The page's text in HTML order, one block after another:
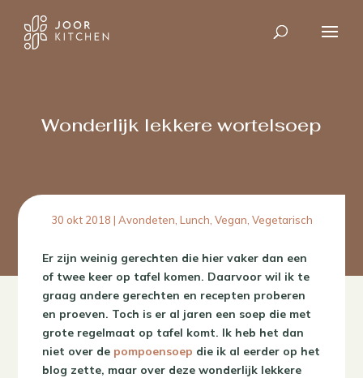
Wonderlijk lekkere wortelsoep
30 okt 2018 | Avondeten Lunch Vegan Vegetarisch
Er zijn weinig gerechten die hier vaker dan een
of twee keer op tafel komen. Daarvoor wil ik te
graag andere gerechten en recepten proberen
en proeven. Toch is er al jaren een soep die met
grote regelmaat op tafel komt. Ik heb het dan
niet over de pompoensoep die ik al eerder op het
blog zette, maar over deze wonderlijk lekkere